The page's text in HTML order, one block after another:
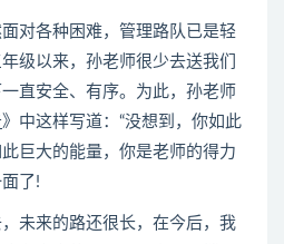
各种困难，管理路队已是轻
级以来，孙老师很少去送我们
直安全、有序。为此，孙老师
》中这样写道：“没想到，你如此
巨大的能量，你是老师的得力
了!
来的路还很长，在今后，我